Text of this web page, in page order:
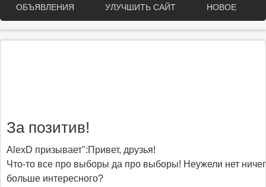
ОБЪЯВЛЕНИЯ УЛУЧШИТЬ САЙТ НОВОЕ
За позитив!
AlexD призывает":Привет, друзья!
Что-то все про выборы да про выборы! Неужели нет
больше интересного?